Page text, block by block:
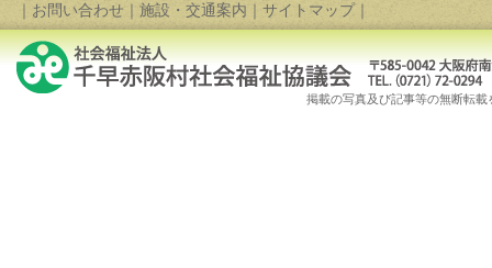
｜ お問い合わせ ｜ 施設・交通案内 ｜ サイトマップ｜
掲載の写真及び記事等の無断転